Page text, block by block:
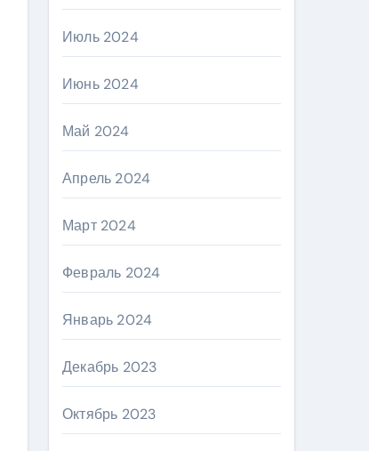
Июль 2024
Июнь 2024
Май 2024
Апрель 2024
Март 2024
Февраль 2024
Январь 2024
Декабрь 2023
Октябрь 2023